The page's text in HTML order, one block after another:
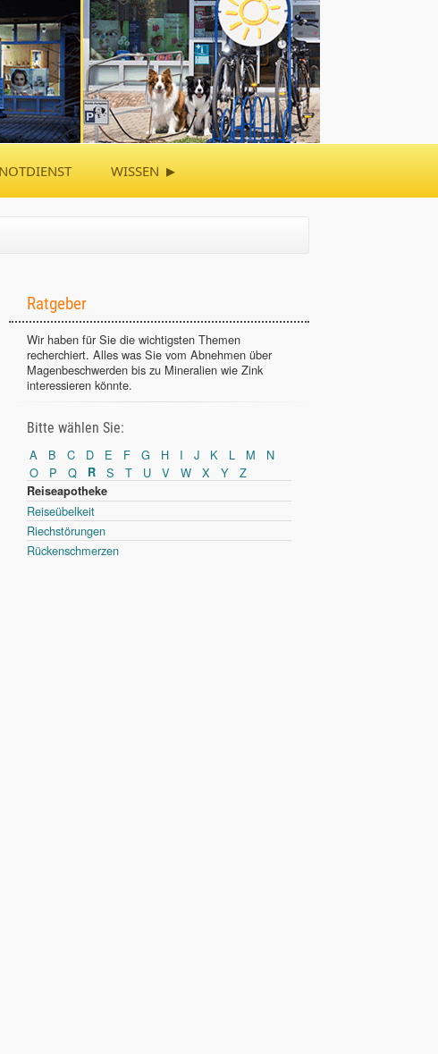
NOTDIENST WISSEN ▸
Ratgeber
Wir haben für Sie die wichtigsten Themen
recherchiert. Alles was Sie vom Abnehmen über
Magenbeschwerden bis zu Mineralien wie Zink
interessieren könnte.
Bitte wählen Sie:
A
B C D E F G H I J K L M
N
O
P Q R S T U V W X Y Z
Reiseapotheke
Reiseübelkeit
Riechstörungen
Rückenschmerzen